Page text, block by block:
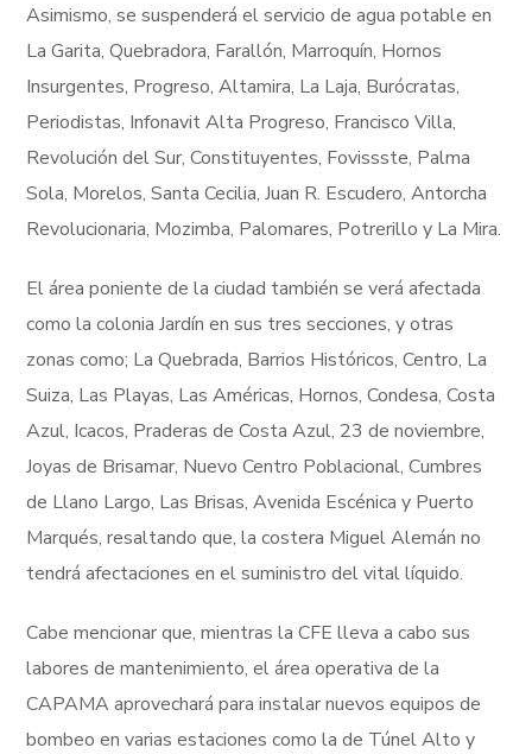
Asimismo, se suspenderá el servicio de agua potable en
La Garita, Quebradora, Farallón, Marroquín, Hornos
Insurgentes, Progreso, Altamira, La Laja, Burócratas,
Periodistas, Infonavit Alta Progreso, Francisco Villa,
Revolución del Sur, Constituyentes, Fovissste, Palma
Sola, Morelos, Santa Cecilia, Juan R. Escudero, Antorcha
Revolucionaria, Mozimba, Palomares, Potrerillo y La Mira.
El área poniente de la ciudad también se verá afectada
como la colonia Jardín en sus tres secciones, y otras
zonas como; La Quebrada, Barrios Históricos, Centro, La
Suiza, Las Playas, Las Américas, Hornos, Condesa, Costa
Azul, Icacos, Praderas de Costa Azul, 23 de noviembre,
Joyas de Brisamar, Nuevo Centro Poblacional, Cumbres
de Llano Largo, Las Brisas, Avenida Escénica y Puerto
Marqués, resaltando que, la costera Miguel Alemán no
tendrá afectaciones en el suministro del vital líquido.
Cabe mencionar que, mientras la CFE lleva a cabo sus
labores de mantenimiento, el área operativa de la
CAPAMA aprovechará para instalar nuevos equipos de
bombeo en varias estaciones como la de Túnel Alto y